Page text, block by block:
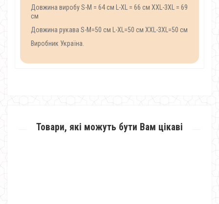
Довжина виробу S-M = 64 см L-XL = 66 см XXL-3XL = 69
см
Довжина рукава S-M=50 см L-XL=50 см XXL-3XL=50 см
Виробник Україна.
Товари, які можуть бути Вам цікаві